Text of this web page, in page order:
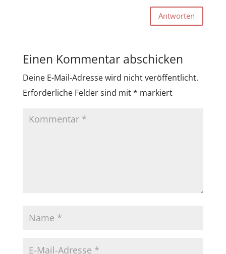
Antworten
Einen Kommentar abschicken
Deine E-Mail-Adresse wird nicht veröffentlicht.
Erforderliche Felder sind mit* markiert